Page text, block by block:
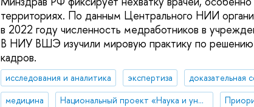
территориях. По данным Центрального НИИ
в 2022 году численность медработников в
В НИУ ВШЭ изучили мировую практику по
кадров.
исследования и аналитика экспертиза
доказательная
медицина
Национальный проект «Наука и университеты»